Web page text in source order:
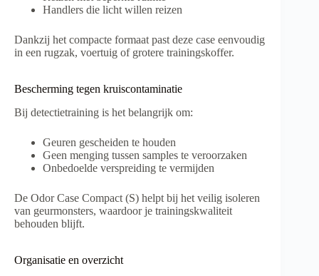
Handlers die licht willen reizen
Dankzij het compacte formaat past deze case eenvoudig
in een rugzak, voertuig of grotere trainingskoffer.
Bescherming tegen kruiscontaminatie
Bij detectietraining is het belangrijk om:
Geuren gescheiden te houden
Geen menging tussen samples te veroorzaken
Onbedoelde verspreiding te vermijden
De Odor Case Compact (S) helpt bij het veilig isoleren
van geurmonsters, waardoor je trainingskwaliteit
behouden blijft.
Organisatie en overzicht